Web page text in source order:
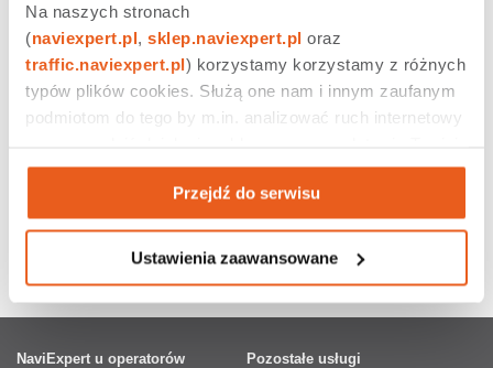
Na naszych stronach
(naviexpert.pl sklep.naviexpert.pl
traffic.naviexpert.pl) korzystamy korzystamy z różnych
typów plików cookies. Służą one nam i innym zaufanym
podmiotom do tego by m.in. analizować ruch internetowy
aktywności na naszych stronach internetowych. Więcej
informacji znajdziesz w naszej polityce prywatności
Przejdź do serwisu
Ustawienia zaawansowane
NaviExpert u operatorów Pozostałe usługi